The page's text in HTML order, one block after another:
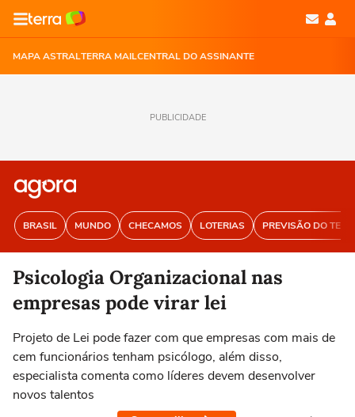
MAPA ASTRALTERRA MAILCENTRAL DO ASSINANTE
PUBLICIDADE
BRASIL MUNDO CHECAMOS LOTERIAS PREVISÃO DO
Psicologia Organizacional nas
empresas pode virar lei
Projeto de Lei pode fazer com que empresas com mais de
cem funcionários tenham psicólogo, além disso,
especialista comenta como líderes devem desenvolver
novos talentos